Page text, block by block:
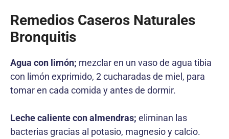
Remedios Caseros Naturales
Bronquitis
Agua con limón; mezclar en un vaso de agua tibia
con limón exprimido, 2 cucharadas de miel, para
tomar en cada comida y antes de dormir.
Leche caliente con almendras; eliminan las
bacterias gracias al potasio, magnesio y calcio.